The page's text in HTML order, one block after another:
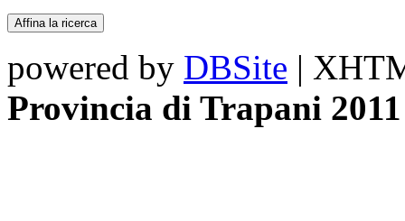
powered by DBSite |
Provincia di Trapani 2011